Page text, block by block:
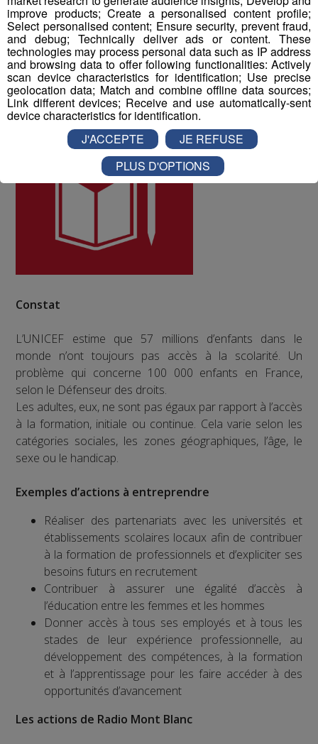
10 à la qualité de vie au travail au sein du Groupe Mont
Blanc Médias.
ODD numéro 4 : Education de qualité
Constat
L’UNICEF estime que 57 millions d’enfants dans le
monde n’ont toujours pas accès à la scolarité. Un
problème qui concerne 100 000 enfants en France,
selon le Défenseur des droits.
Les adultes, eux, ne sont pas égaux par rapport à l’accès
à la formation, initiale ou continue. Cela varie selon les
catégories sociales, les zones géographiques, l’âge, le
sexe ou le handicap.
Exemples d’actions à entreprendre
Réaliser des partenariats avec les universités et
établissements scolaires locaux afin de contribuer
à la formation de professionnels et d’expliciter ses
besoins futurs en recrutement
Contribuer à assurer une égalité d’accès à
l’éducation entre les femmes et les hommes
Donner accès à tous ses employés et à tous les
stades de leur expérience professionnelle, au
développement des compétences, à la formation
et à l’apprentissage pour les faire accéder à des
opportunités d’avancement
Les actions de Radio Mont Blanc
improve products; Create a personalised content profile;
Select personalised content; Ensure security, prevent fraud,
and debug; Technically deliver ads or content. These
technologies may process personal data such as IP address
and browsing data to offer following functionalities: Actively
scan device characteristics for identification; Use precise
geolocation data; Match and combine offline data sources;
Link different devices; Receive and use automatically-sent
device characteristics for identification.
J'ACCEPTE
JE REFUSE
PLUS D'OPTIONS